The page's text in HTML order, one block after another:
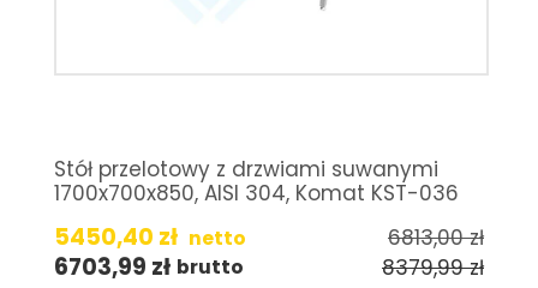
Stół przelotowy z drzwiami suwanymi
1700x700x850, AISI 304, Komat KST-036
5450,40 zł netto 6813,00zł
6703,99 zł brutto 8379,99zł